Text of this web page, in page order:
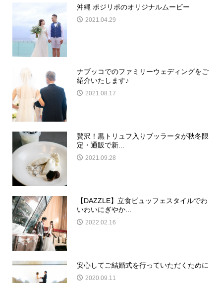
沖縄 ポジリポのオリジナルムービー
2021.04.29
ナブッコでのファミリーウェディングをご
紹介いたします♪
2021.08.17
贅沢！黒トリュフ入りブッラータが秋冬限
定・通販で新...
2021.09.28
【DAZZLE】立食ビュッフェスタイルでわ
いわいにぎやか...
2022.02.16
安心してご結婚式を行っていただくために
2020.09.11